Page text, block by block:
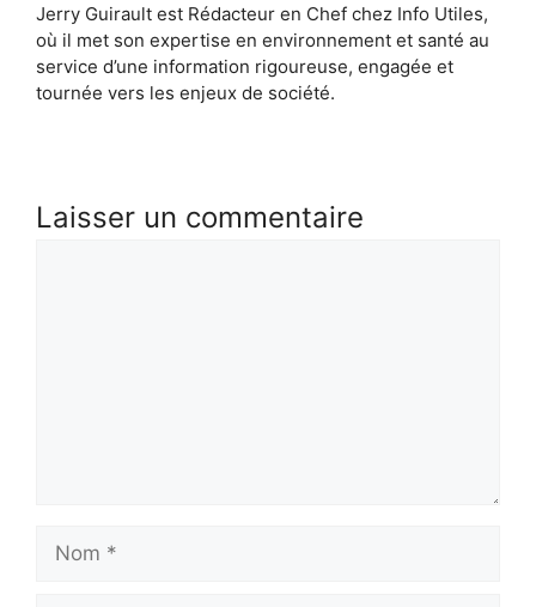
Jerry Guirault est Rédacteur en Chef chez Info Utiles,
où il met son expertise en environnement et santé au
service d’une information rigoureuse, engagée et
tournée vers les enjeux de société.
Laisser un commentaire
Nom